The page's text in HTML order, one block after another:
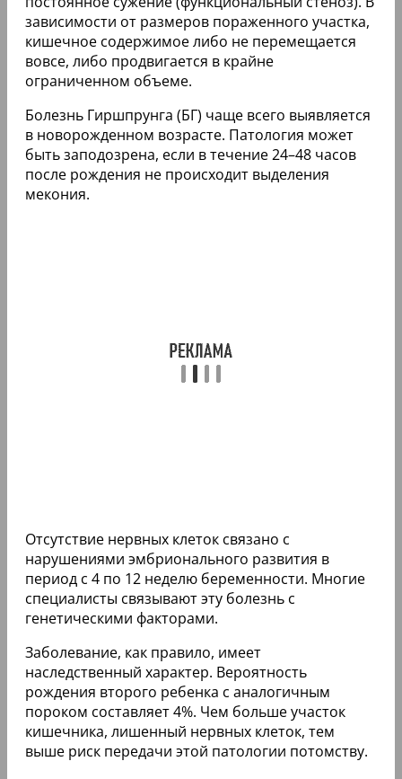
зависимости от размеров пораженного участка,
кишечное содержимое либо не перемещается
вовсе, либо продвигается в крайне
ограниченном объеме.
Болезнь Гиршпрунга (БГ) чаще всего выявляется
в новорожденном возрасте. Патология может
быть заподозрена, если в течение 24–48 часов
после рождения не происходит выделения
мекония.
Отсутствие нервных клеток связано с
нарушениями эмбрионального развития в
период с 4 по 12 неделю беременности. Многие
специалисты связывают эту болезнь с
генетическими факторами.
Заболевание, как правило, имеет
наследственный характер. Вероятность
рождения второго ребенка с аналогичным
пороком составляет 4%. Чем больше участок
кишечника, лишенный нервных клеток, тем
выше риск передачи этой патологии потомству.